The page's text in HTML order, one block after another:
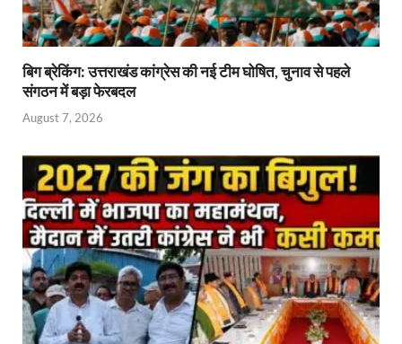
बिग ब्रेकिंग: उत्तराखंड कांग्रेस की नई टीम घोषित, चुनाव से पहले
संगठन में बड़ा फेरबदल
August 7, 2026